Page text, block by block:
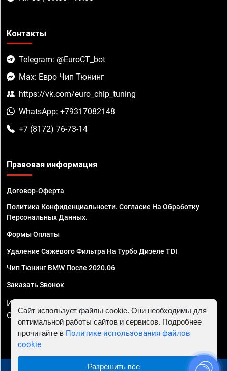
Контакты
Telegram: @EuroCT_bot
Max: Евро Чип Тюнинг
https://vk.com/euro_chip_tuning
WhatsApp: +79317082148
+7 (8172) 76-73-14
Правовая информация
Договор-Оферта
Политика Конфиденциальности. Согласие На Обработку
Персональных Данных.
Формы Оплаты
Удаление Сажевого Фильтра На Турбо Дизеле TDI
Чип Тюнинг BMW После 2020.06
Заказать Звонок
ИП Смирнов Георгий Павлович. ИНН 781302555843,
ОГРНИП 324470400032610
Сайт использует файлы cookie. Они необходимы для
оптимальной работы сайтов и сервисов. Подробнее
прочитайте в Политике использования файлов
cookie
Разрешить все